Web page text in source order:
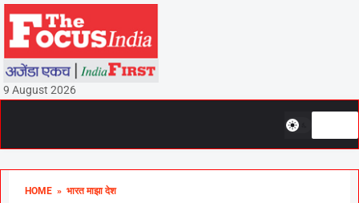
9 August 2026
HOME » भारत माझा देश